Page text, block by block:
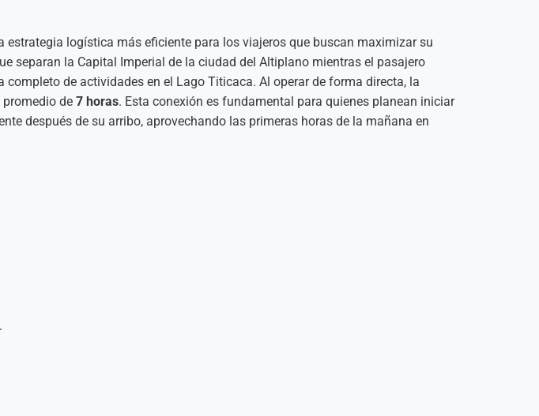
estrategia logística más eficiente para los viajeros que buscan maximizar su
separan la Capital Imperial de la ciudad del Altiplano mientras el pasajero
de actividades en el Lago Titicaca. Al operar de forma directa, la
de 7 horas. Esta conexión es fundamental para quienes planean iniciar
después de su arribo, aprovechando las primeras horas de la mañana en